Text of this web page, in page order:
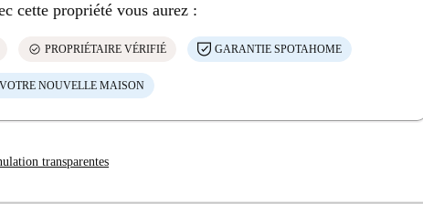
cette propriété vous aurez :
check_circle PROPRIÉTAIRE VÉRIFIÉ GARANTIE SPOTAHOME
NOUVELLE MAISON
transparentes